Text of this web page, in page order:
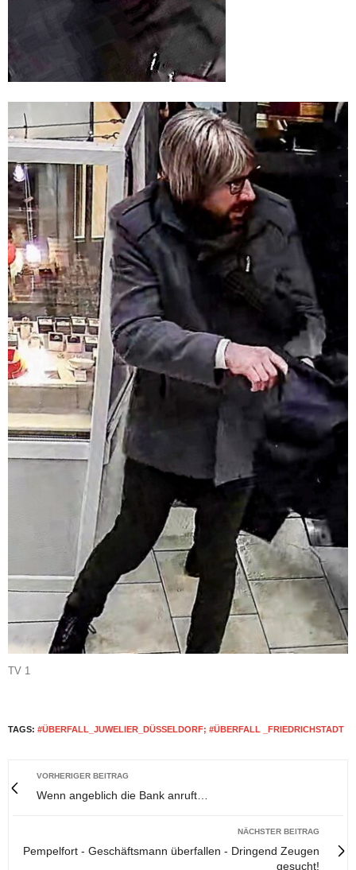
TV 1
TAGS: #ÜBERFALL_JUWELIER_DÜSSELDORF; #ÜBERFALL _FRIEDRICHSTADT
VORHERIGER BEITRAG
Wenn angeblich die Bank anruft…
NÄCHSTER BEITRAG
Pempelfort - Geschäftsmann überfallen - Dringend Zeugen
gesucht!